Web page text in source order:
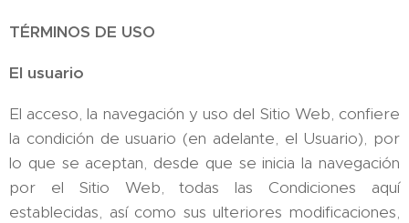
TÉRMINOS DE USO
El usuario
El acceso, la navegación y uso del Sitio Web, confiere
la condición de usuario (en adelante, el Usuario), por
lo que se aceptan, desde que se inicia la navegación
por el Sitio Web, todas las Condiciones aquí
establecidas, así como sus ulteriores modificaciones,